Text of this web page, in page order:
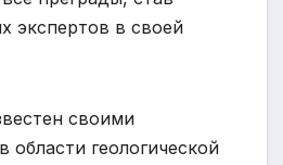
экспертов в своей
своими
области геологической